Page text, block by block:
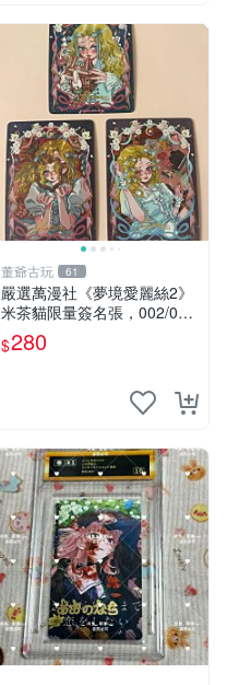
董爺古玩 61
嚴選萬漫社《夢境愛麗絲2》
米茶貓限量簽名張，002/003
珍藏版，首賣難得機會 夢境
愛麗絲 米茶貓 限量簽名
$280